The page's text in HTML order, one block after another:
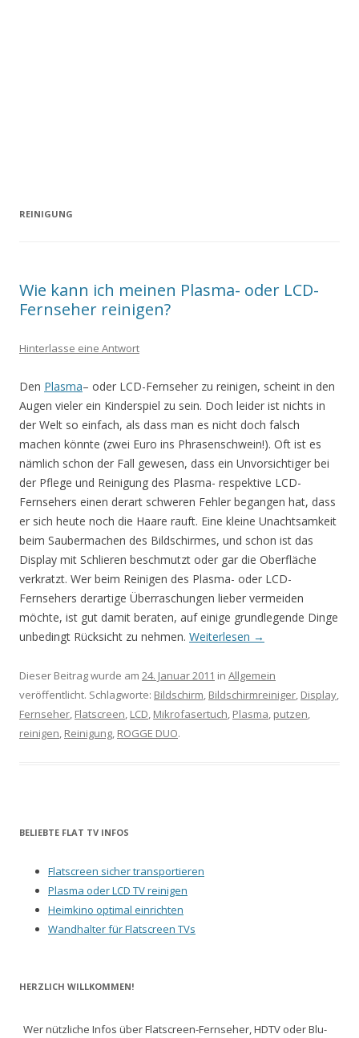
REINIGUNG
Wie kann ich meinen Plasma- oder LCD-
Fernseher reinigen?
Hinterlasse eine Antwort
Den Plasma– oder LCD-Fernseher zu reinigen, scheint in den
Augen vieler ein Kinderspiel zu sein. Doch leider ist nichts in
der Welt so einfach, als dass man es nicht doch falsch
machen könnte (zwei Euro ins Phrasenschwein!). Oft ist es
nämlich schon der Fall gewesen, dass ein Unvorsichtiger bei
der Pflege und Reinigung des Plasma- respektive LCD-
Fernsehers einen derart schweren Fehler begangen hat, dass
er sich heute noch die Haare rauft. Eine kleine Unachtsamkeit
beim Saubermachen des Bildschirmes, und schon ist das
Display mit Schlieren beschmutzt oder gar die Oberfläche
verkratzt. Wer beim Reinigen des Plasma- oder LCD-
Fernsehers derartige Überraschungen lieber vermeiden
möchte, ist gut damit beraten, auf einige grundlegende Dinge
unbedingt Rücksicht zu nehmen. Weiterlesen →
Dieser Beitrag wurde am 24. Januar 2011 in Allgemein
veröffentlicht. Schlagworte: Bildschirm, Bildschirmreiniger, Display,
Fernseher, Flatscreen, LCD, Mikrofasertuch, Plasma, putzen,
reinigen, Reinigung, ROGGE DUO.
BELIEBTE FLAT TV INFOS
Flatscreen sicher transportieren
Plasma oder LCD TV reinigen
Heimkino optimal einrichten
Wandhalter für Flatscreen TVs
HERZLICH WILLKOMMEN!
Wer nützliche Infos über Flatscreen-Fernseher, HDTV oder Blu-